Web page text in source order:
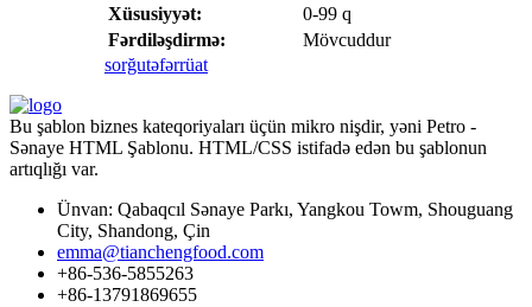
Xüsusiyyət:
0-99 q
Fərdiləşdirmə:
Mövcuddur
sorğutəfərrüat
Bu şablon biznes kateqoriyaları üçün mikro nişdir, yəni Petro -
Sənaye HTML Şablonu. HTML/CSS istifadə edən bu şablonun
artıqlığı var.
Ünvan: Qabaqcıl Sənaye Parkı, Yangkou Towm, Shouguang
City, Shandong, Çin
emma@tianchengfood.com
+86-536-5855263
+86-13791869655